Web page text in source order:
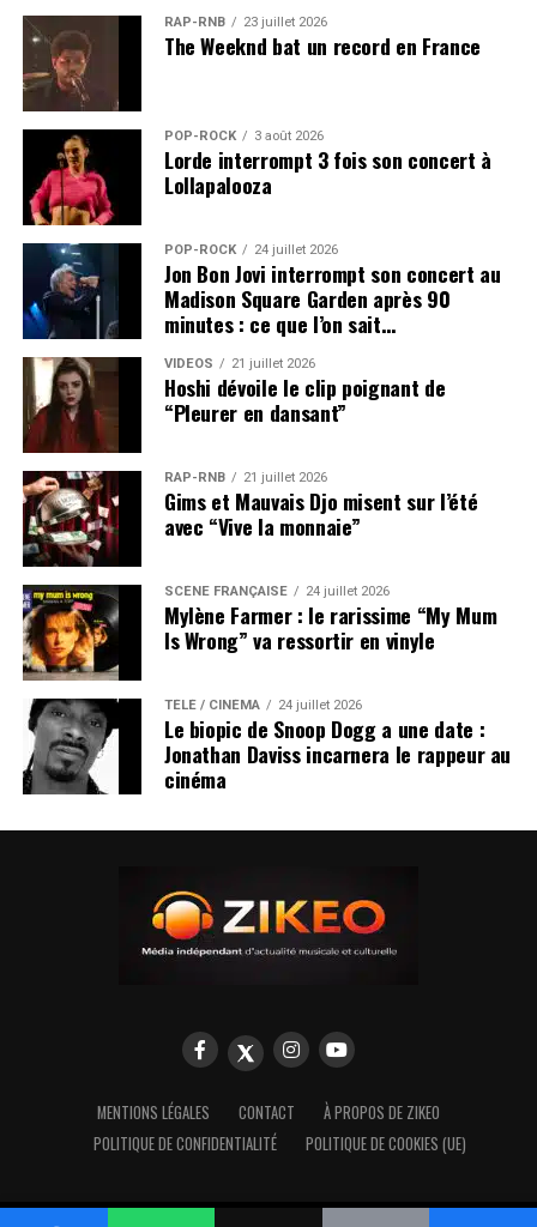
RAP-RNB 23 juillet 2026
The Weeknd bat un record en France
POP-ROCK 3 août 2026
Lorde interrompt 3 fois son concert à
Lollapalooza
POP-ROCK 24 juillet 2026
Jon Bon Jovi interrompt son concert au
Madison Square Garden après 90
minutes : ce que l’on sait…
VIDEOS 21 juillet 2026
Hoshi dévoile le clip poignant de
“Pleurer en dansant”
RAP-RNB 21 juillet 2026
Gims et Mauvais Djo misent sur l’été
avec “Vive la monnaie”
SCÈNE FRANÇAISE 24 juillet 2026
Mylène Farmer : le rarissime “My Mum
Is Wrong” va ressortir en vinyle
TÉLÉ / CINÉMA 24 juillet 2026
Le biopic de Snoop Dogg a une date :
Jonathan Daviss incarnera le rappeur au
cinéma
MENTIONS LÉGALES CONTACT
À PROPOS DE ZIKEO
POLITIQUE DE CONFIDENTIALITÉ
POLITIQUE DE COOKIES (UE)